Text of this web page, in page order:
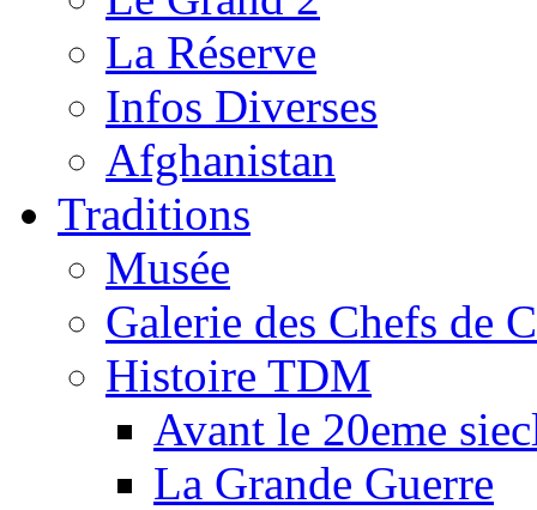
La Réserve
Infos Diverses
Afghanistan
Traditions
Musée
Galerie des Chefs de
Histoire TDM
Avant le 20eme
La Grande Guerre